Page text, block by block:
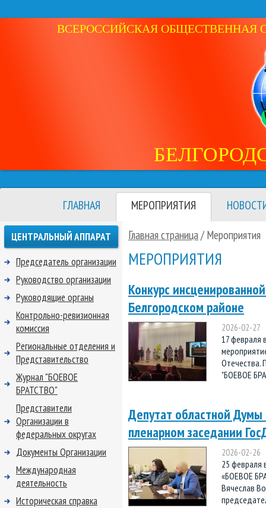
ВСЕРОССИЙСКАЯ ОБЩЕСТВЕННАЯ
ГЛАВНАЯ МЕРОПРИЯТИЯ
Главная страница/ Мероприятия
МЕРОПРИЯТИЯ
Конкурс
Белгородском районе
2026-02-27
17 февраля
Отечества.
"БОЕВОЕ
Депутат областной Думы
пленарном заседании
2026-02-26
25 февраля
«БОЕВОЕ
Вячеслав
ЦЕНТРАЛЬНЫЙ АППАРАТ
Председатель организации
Руководство организации
Руководящие органы
Контрольно-ревизионная
комиссия
Региональные отделения и
Представительство
Журнал "БОЕВОЕ
БРАТСТВО"
Представители
Организации в
федеральных округах
Документы Организации
Международная
деятельность
Историческая справка